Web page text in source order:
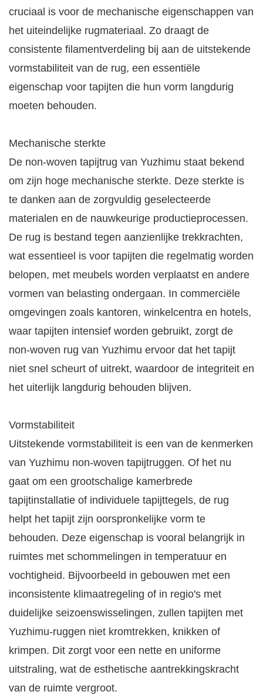
cruciaal is voor de mechanische eigenschappen van
het uiteindelijke rugmateriaal. Zo draagt ​​de
consistente filamentverdeling bij aan de uitstekende
vormstabiliteit van de rug, een essentiële
eigenschap voor tapijten die hun vorm langdurig
moeten behouden.
Mechanische sterkte
De non-woven tapijtrug van Yuzhimu staat bekend
om zijn hoge mechanische sterkte. Deze sterkte is
te danken aan de zorgvuldig geselecteerde
materialen en de nauwkeurige productieprocessen.
De rug is bestand tegen aanzienlijke trekkrachten,
wat essentieel is voor tapijten die regelmatig worden
belopen, met meubels worden verplaatst en andere
vormen van belasting ondergaan. In commerciële
omgevingen zoals kantoren, winkelcentra en hotels,
waar tapijten intensief worden gebruikt, zorgt de
non-woven rug van Yuzhimu ervoor dat het tapijt
niet snel scheurt of uitrekt, waardoor de integriteit en
het uiterlijk langdurig behouden blijven.
Vormstabiliteit
Uitstekende vormstabiliteit is een van de kenmerken
van Yuzhimu non-woven tapijtruggen. Of het nu
gaat om een ​​grootschalige kamerbrede
tapijtinstallatie of individuele tapijttegels, de rug
helpt het tapijt zijn oorspronkelijke vorm te
behouden. Deze eigenschap is vooral belangrijk in
ruimtes met schommelingen in temperatuur en
vochtigheid. Bijvoorbeeld in gebouwen met een
inconsistente klimaatregeling of in regio's met
duidelijke seizoenswisselingen, zullen tapijten met
Yuzhimu-ruggen niet kromtrekken, knikken of
krimpen. Dit zorgt voor een nette en uniforme
uitstraling, wat de esthetische aantrekkingskracht
van de ruimte vergroot.